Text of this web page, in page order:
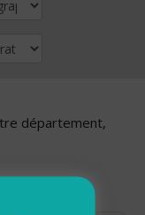
département,